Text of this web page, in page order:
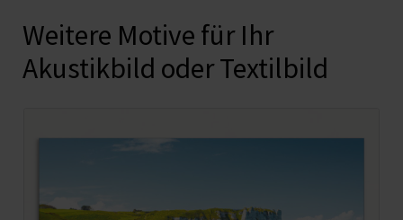
Weitere Motive für Ihr
Akustikbild oder Textilbild